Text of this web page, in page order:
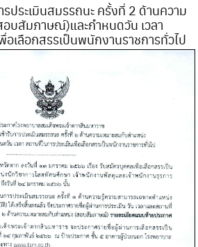
ประเมินสมรรถนะ ครั้งที่ 2 ด้านความ
บสัมภาษณ์)และกำหนดวัน เวลา
อเลือกสรรเป็นพนักงานราชการทั่วไป